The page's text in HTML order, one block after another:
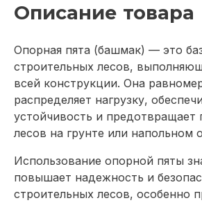
Описание товара
Опорная пята (башмак) — это
строительных лесов,
всей конструкции. Она
распределяет нагрузку,
устойчивость и предотвращает
лесов на грунте или напольном
Использование опорной пяты
повышает надежность и
строительных лесов, особенно